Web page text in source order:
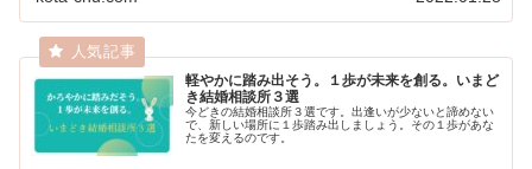
軽やかに踏み出そう。１歩が未来を創る。いまど
き結婚相談所３選
今どきの結婚相談所３選です。出逢いが少ないと諦めない
で、新しい場所に１歩踏み出しましょう。その１歩があな
たを変えるのです。